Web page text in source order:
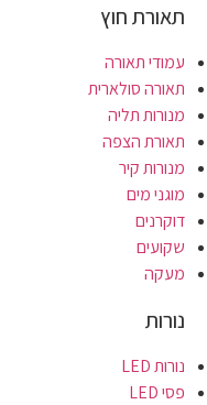
תאורת חוץ
עמודי תאורה
תאורה סולארית
מנורות תליה
תאורת הצפה
מנורות קיר
מוגני מים
דוקרנים
שקועים
מעקה
נורות
נורות LED
פסי LED